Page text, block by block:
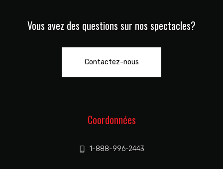
Vous avez des questions sur nos spectacles?
Contactez-nous
Coordonnées
1-888-996-2443